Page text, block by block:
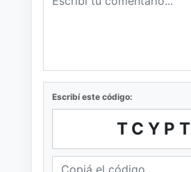
Escribí este código:
TCYPT